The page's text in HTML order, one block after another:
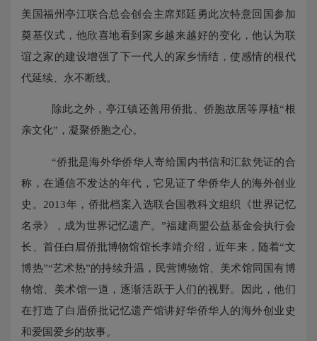
美国福州亭江联合总会创会主席郑廷勇此次特意回国参加
奠基仪式，他欣喜地看到家乡越来越好的变化，他认为联
谊之家的建设增强了下一代人的家乡情结，使感情的根代
代延续、永不断线。
除此之外，亭江镇还善用侨批、侨胞故居等厚植“根
亲文化”，凝聚侨胞之心。
“侨批是海外华侨华人寄给国内书信和汇款凭证的合
称，在通信不发达的年代，它见证了华侨华人的海外创业
史。2013年，侨批档案入选联合国教科文组织《世界记忆
名录》，成为世界记忆遗产。”福建商盟公益基金会执行会
长、首任白眉侨批博物馆馆长李靖介绍，近年来，随着“文
博热”“艺术热”的持续升温，民营博物馆、美术馆同国有博
物馆、美术馆一道，逐渐活跃于人们的视野。因此，他们
在打造了白眉侨批记忆遗产馆讲好华侨华人的海外创业史
和爱国爱乡的故事。